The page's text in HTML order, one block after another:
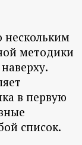
нескольким
методики
в первую
список.